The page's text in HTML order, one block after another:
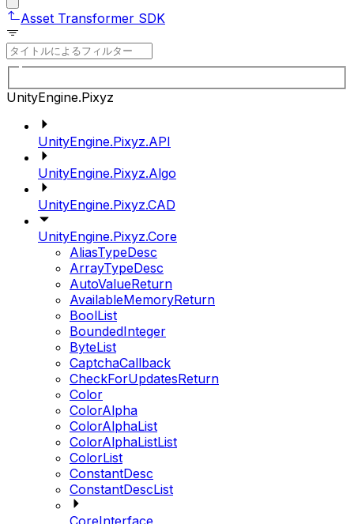
Asset Transformer SDK
UnityEngine.Pixyz
UnityEngine.Pixyz.API
UnityEngine.Pixyz.Algo
UnityEngine.Pixyz.CAD
UnityEngine.Pixyz.Core
AliasTypeDesc
ArrayTypeDesc
AutoValueReturn
AvailableMemoryReturn
BoolList
BoundedInteger
ByteList
CaptchaCallback
CheckForUpdatesReturn
Color
ColorAlpha
ColorAlphaList
ColorAlphaListList
ColorList
ConstantDesc
ConstantDescList
CoreInterface